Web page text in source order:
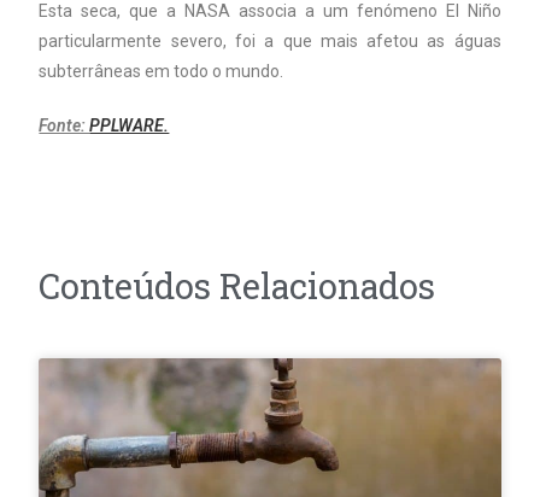
Esta seca, que a NASA associa a um fenómeno El Niño
particularmente severo, foi a que mais afetou as águas
subterrâneas em todo o mundo.
Fonte:PPLWARE.
Conteúdos Relacionados